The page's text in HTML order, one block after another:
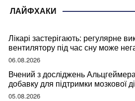
ЛАЙФХАКИ
Лікарі застерігають: регулярне
вентилятору під час сну може
ваше здоров’я
06.08.2026
Вчений з досліджень
добавку для підтримки мозкової
05.08.2026